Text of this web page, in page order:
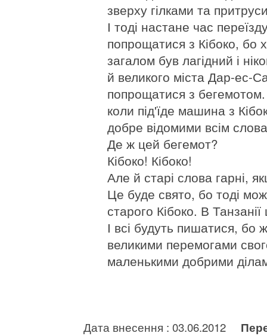
зверху гілками та
І тоді настане час
попрощатися з Кібоко, бо
загалом був лагідний і
й великого міста Дар-ес-
попрощатися з
коли під'їде машина з
добре відомими всім
Де ж цей бегемот?
Кібоко! Кібоко!
Але й старі слова гарні,
Це буде свято, бо тоді
старого Кібоко. В
І всі будуть пишатися,
великими перемогами
маленькими добрими
Дата внесення : 03.06.2012